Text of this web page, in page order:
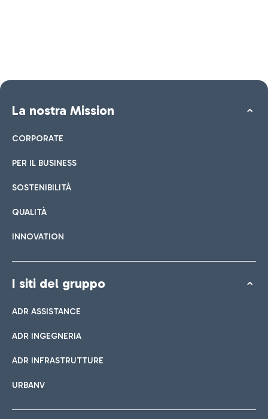
La nostra Mission
CORPORATE
PER IL BUSINESS
SOSTENIBILITÀ
QUALITÀ
INNOVATION
I siti del gruppo
ADR ASSISTANCE
ADR INGEGNERIA
ADR INFRASTRUTTURE
URBANV